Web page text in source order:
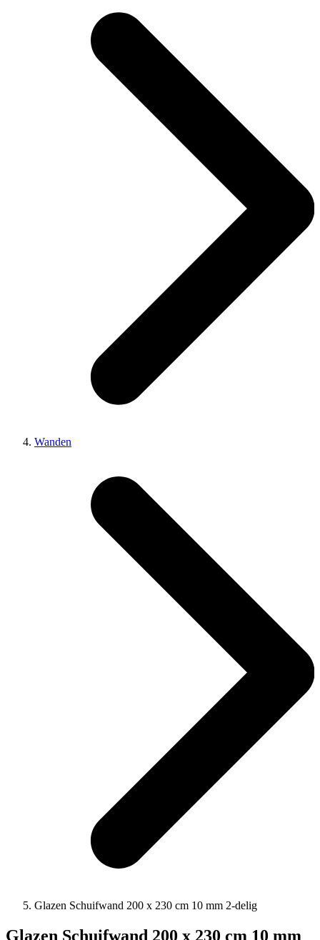
Wanden
Glazen Schuifwand 200 x 230 cm 10 mm 2-delig
Glazen Schuifwand 200 x 230 cm 10 mm